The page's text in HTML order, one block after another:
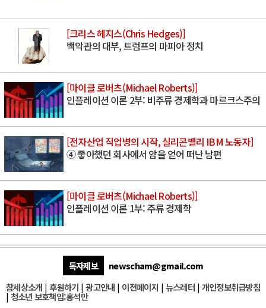
[크리스 헤지스(Chris Hedges)]
백악관의 대부, 트럼프의 마피아 정치
[마이클 로버츠(Michael Roberts)]
인플레이션 이론 2부: 비주류 경제학과 마르크스주의
[전자산업 직업병의 시작, 실리콘밸리 IBM 노동자]
④ 좋아했던 회사에서 암을 얻어 떠난 남편
[마이클 로버츠(Michael Roberts)]
인플레이션 이론 1부: 주류 경제학
독자제보
newscham@gmail.com
참세상소개 | 후원하기 |광고안내 | 이전페이지 | 뉴스레터| 개인정보취급방침
| 청소년 보호책임:홍석만